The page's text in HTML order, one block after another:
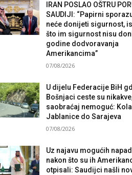
IRAN POSLAO OŠTRU
SAUDIJI: “Papirni
neće donijeti sigurnost,
što im sigurnost nisu
godine dodvoravanja
Amerikancima”
07/08/2026
U dijelu Federacije BiH
Bošnjaci ceste su
saobraćaj nemoguć:
Jablanice do Sarajeva
07/08/2026
Uz najavu mogućih
nakon što su ih
otpisali: Saudijci našli